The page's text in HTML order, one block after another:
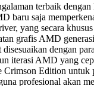
terbaik
baru saja
yang secara
grafis AMD
dengan
iterasi AMD yang
Crimson Edition untuk
profesional akan